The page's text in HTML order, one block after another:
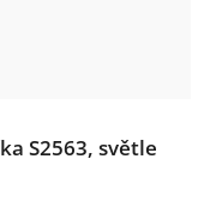
S2563, světle